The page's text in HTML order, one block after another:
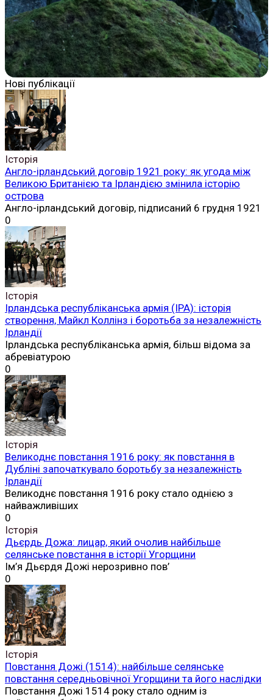
Нові публікації
Історія
Англо-ірландський договір 1921 року: як угода між
Великою Британією та Ірландією змінила історію
острова
Англо-ірландський договір, підписаний 6 грудня 1921
0
Історія
Ірландська республіканська армія (ІРА): історія
створення, Майкл Коллінз і боротьба за незалежність
Ірландії
Ірландська республіканська армія, більш відома за
абревіатурою
0
Історія
Великоднє повстання 1916 року: як повстання в
Дубліні започаткувало боротьбу за незалежність
Ірландії
Великоднє повстання 1916 року стало однією з
найважливіших
0
Історія
Дьєрдь Дожа: лицар, який очолив найбільше
селянське повстання в історії Угорщини
Ім’я Дьєрдя Дожі нерозривно пов’
0
Історія
Повстання Дожі (1514): найбільше селянське
повстання середньовічної Угорщини та його наслідки
Повстання Дожі 1514 року стало одним із